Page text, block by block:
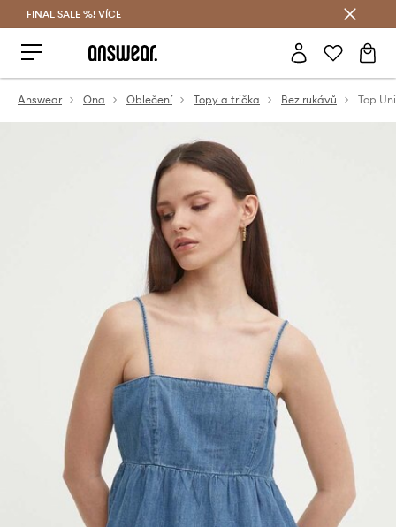
FINAL SALE %! VÍCE
Answear Ona Oblečení Topy a trička Bez rukávů Top